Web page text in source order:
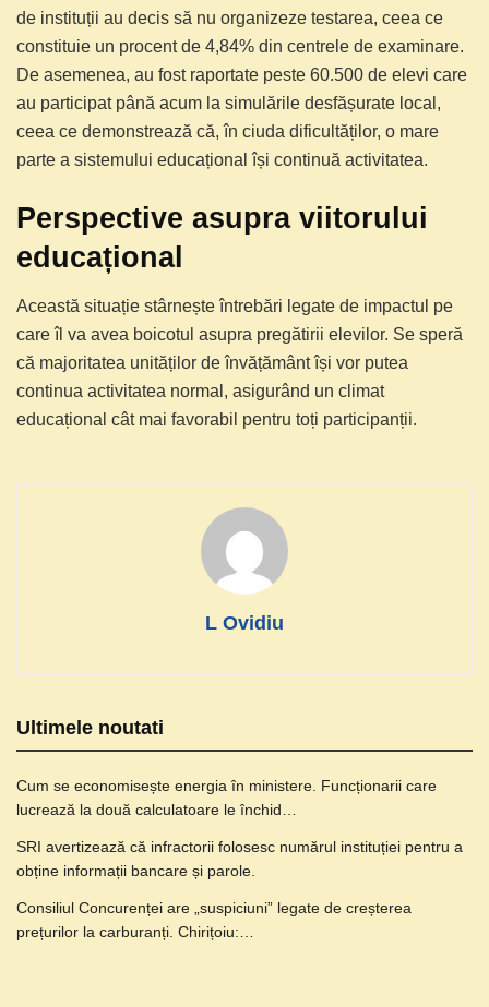
de instituții au decis să nu organizeze testarea, ceea ce
constituie un procent de 4,84% din centrele de examinare.
De asemenea, au fost raportate peste 60.500 de elevi care
au participat până acum la simulările desfășurate local,
ceea ce demonstrează că, în ciuda dificultăților, o mare
parte a sistemului educațional își continuă activitatea.
Perspective asupra viitorului
educațional
Această situație stârnește întrebări legate de impactul pe
care îl va avea boicotul asupra pregătirii elevilor. Se speră
că majoritatea unităților de învățământ își vor putea
continua activitatea normal, asigurând un climat
educațional cât mai favorabil pentru toți participanții.
L Ovidiu
Ultimele noutati
Cum se economisește energia în ministere. Funcționarii care
lucrează la două calculatoare le închid…
SRI avertizează că infractorii folosesc numărul instituției pentru a
obține informații bancare și parole.
Consiliul Concurenței are „suspiciuni” legate de creșterea
prețurilor la carburanți. Chirițoiu:…